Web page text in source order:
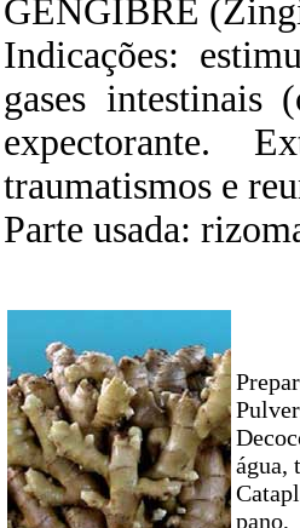
GENGIBRE
Indicações:
gases intestinais
expectorante.
traumatismos e
Parte usada:
água,